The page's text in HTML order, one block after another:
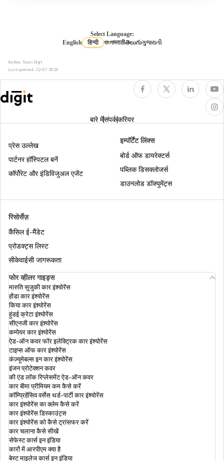
सीनियर सिटिजन के लिए इनकम टैक्स स्लैब
इनकम टैक्स के अनुसार डेप्रिसिएशन रेट
कैसे फाइल करें
इनकम टैक्स स्लैब और भारत में दरें
इनकम टैक्स डिपार्टमेंट आपके फाइनेंशियल ट्रांजेक्शन
को कैसे ट्रैक करता है
सैलरी पाने वाले कर्मचारी के लिए ऑनलाइन आईटीआर
सेक्शन 87ए के तहत टैक्स रिबेट
Select Language:
English
हिन्दी বাংলাमराठीతెలుగుગુજરાતી
Author: Team Digit
Last updated: 22-07-2026
बारे मेंसंपर्ककरियर
रिसोर्सेज़
कैंसिल ई-मैंडेट
प्रोडक्ट्स लिस्ट
सीकेवाईसी जागरूकता
प्रेस उल्लेख
पार्टनर हॉस्पिटल बनें
कॉर्पोरेट और इंडिविजुअल एजेंट
इम्पॉर्टेंट लिंक्स
बोर्ड ऑफ डायरेक्टर्स
पब्लिक डिसक्लोजर्स
डाउनलोड डॉक्युमेंट्स
फोर व्हीलर गाइड्स
मारुति सुजुकी कार इंश्योरेंस
होंडा कार इंश्योरेंस
किया कार इंश्योरेंस
हुंडई क्रेटा इंश्योरेंस
सीएनजी कार इंश्योरेंस
कम्पेयर कार इंश्योरेंस
ऐड-ऑन कवर फॉर इलेक्ट्रिक कार इंश्योरेंस
टाइप्स ऑफ कार इंश्योरेंस
कंज़्यूमेबल्स इन कार इंश्योरेंस
इंजन प्रोटेक्शन कवर
की एंड लॉक रिप्लेसमेंट ऐड-ऑन कवर
कार बीमा प्रीमियम कम कैसे करें
कॉम्प्रिहेंसिव वर्सेस थर्ड-पार्टी कार इंश्योरेंस
कार इंश्योरेंस का क्लेम कैसे करें
कार इंश्योरेंस डिस्काउंट्स
कार इंश्योरेंस को कैसे ट्रांसफर करें
कार चलाना कैसे सीखें
सेफेस्ट कार्स इन इंडिया
कारों में आरपीएम क्या है
बेस्ट माइलेज कार्स इन इंडिया